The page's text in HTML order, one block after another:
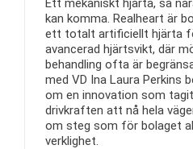
Ett mekaniskt hjärta, så
kan komma. Realheart är
ett totalt artificiellt hjärta
avancerad hjärtsvikt, där
behandling ofta är
med VD Ina Laura Perkins
om en innovation som
drivkraften att nå hela
om steg som för bolaget
verklighet.